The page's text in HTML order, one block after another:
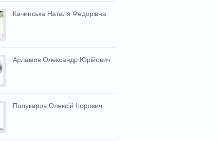
Качинська Наталя Федорівна
Арламов Олександр Юрійович
Полукаров Олексій Ігорович